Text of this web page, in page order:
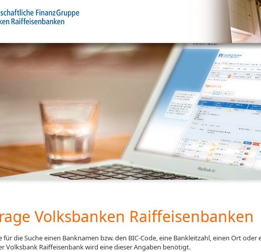
Volksbanken Raiffeisenbanken
für die Suche einen Banknamen bzw. den BIC-Code, eine Bankleitzahl, einen Ort
Volksbank Raiffeisenbank wird eine dieser Angaben benötigt.